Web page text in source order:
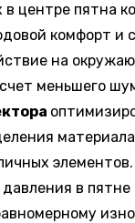
центре пятна
комфорт и
на
меньшего
в пятне